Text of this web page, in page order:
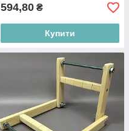
594,80 ₴
Купити